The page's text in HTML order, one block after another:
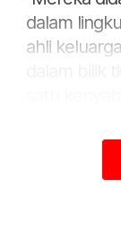
dalam
ahli